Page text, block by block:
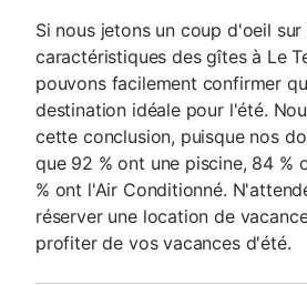
Si nous jetons un coup d'oeil sur
caractéristiques des gîtes à Le
pouvons facilement confirmer
destination idéale pour l'été.
cette conclusion, puisque nos
que 92 % ont une piscine, 84 %
% ont l'Air Conditionné.
réserver une location de
profiter de vos vacances d'été.